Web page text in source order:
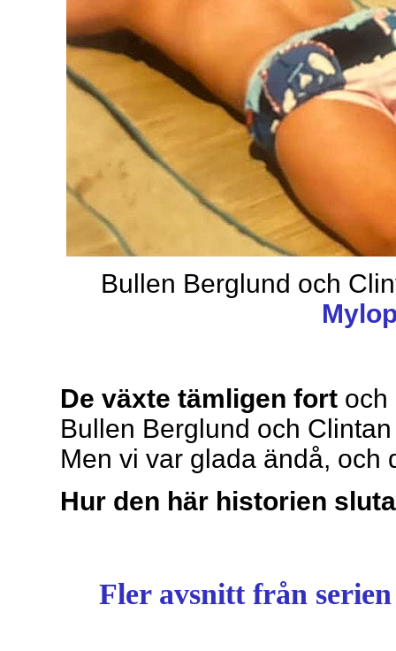
Bullen Berglund och
De växte tämligen fort och
Bullen Berglund och
Men vi var glada ändå, och
Hur den här historien
Fler avsnitt från